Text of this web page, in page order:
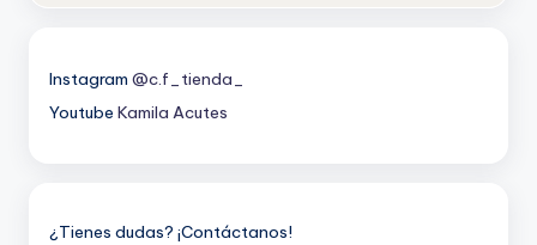
Instagram @c.f_tienda_
Youtube Kamila Acutes
¿Tienes dudas? ¡Contáctanos!